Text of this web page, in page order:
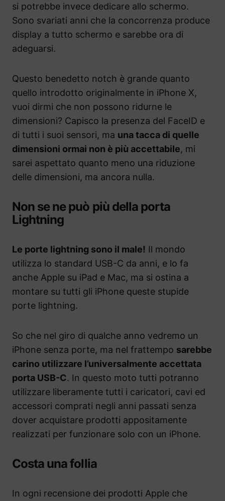
si potrebbe invece dedicare allo schermo.
Sono svariati anni che la concorrenza produce
display a tutto schermo e sarebbe ora di
adeguarsi.
Questo benedetto notch è grande quanto
quello introdotto originalmente in iPhone X,
vuoi dirmi che non possono ridurne le
dimensioni? Capisco la presenza del FaceID e
di tutti i suoi sensori, ma una tacca di quelle
dimensioni ormai non è più accettabile, mi
sarei aspettato quanto meno una riduzione
delle dimensioni, ma ancora nulla.
Non se ne può più della porta
Lightning
Le porte lightning sono il male! Il mondo
utilizza lo standard USB-C da anni, e lo fa
anche Apple su iPad e Mac, ma si ostina a
montare su tutti gli iPhone queste stupide
porte lightning.
So che nel giro di qualche anno vedremo un
iPhone senza porte, ma nel frattempo sarebbe
carino utilizzare l’universalmente accettata
porta USB-C. In questo moto tutti potranno
utilizzare liberamente tutti i caricatori, cavi ed
accessori comprati negli anni passati senza
dover acquistare prodotti appositamente
realizzati per funzionare solo con un iPhone.
Costa una follia
In ogni recensione dei prodotti Apple che